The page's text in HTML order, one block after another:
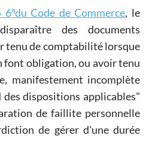
Code de Commerce, le
des documents
tenu de comptabilité lorsque
font obligation, ou avoir tenu
manifestement incomplète
dispositions applicables
de faillite personnelle
de gérer d'une durée